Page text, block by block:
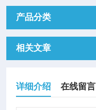
产品分类
相关文章
详细介绍 在线留言